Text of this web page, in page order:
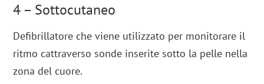
4 – Sottocutaneo
Defibrillatore che viene utilizzato per monitorare il
ritmo cattraverso sonde inserite sotto la pelle nella
zona del cuore.